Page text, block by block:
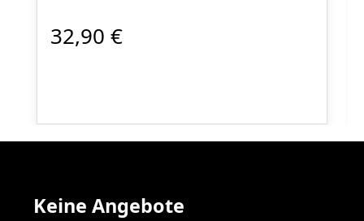
32,90 €
Keine Angebote